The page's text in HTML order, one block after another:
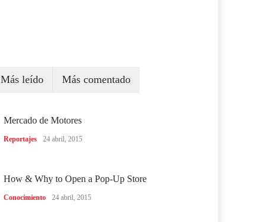
Más leído Más comentado
Mercado de Motores
Reportajes 24 abril, 2015
How & Why to Open a Pop-Up Store
Conocimiento 24 abril, 2015